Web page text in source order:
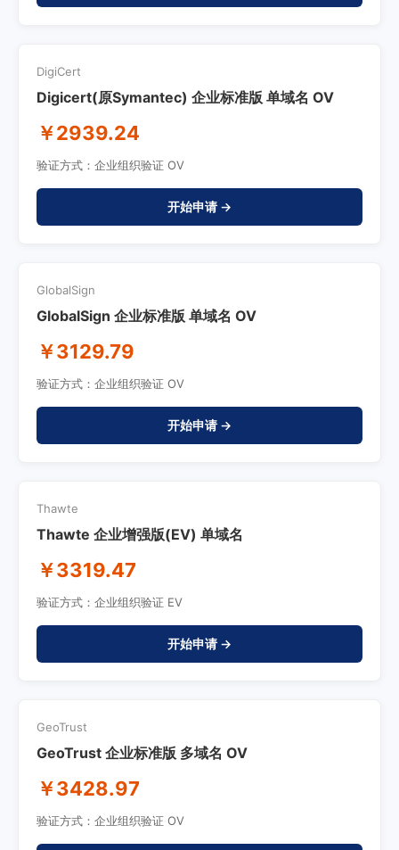
DigiCert
Digicert(原Symantec) 企业标准版 单域名 OV
￥2939.24
验证方式：企业组织验证 OV
开始申请 →
GlobalSign
GlobalSign 企业标准版 单域名 OV
￥3129.79
验证方式：企业组织验证 OV
开始申请 →
Thawte
Thawte 企业增强版(EV) 单域名
￥3319.47
验证方式：企业组织验证 EV
开始申请 →
GeoTrust
GeoTrust 企业标准版 多域名 OV
￥3428.97
验证方式：企业组织验证 OV